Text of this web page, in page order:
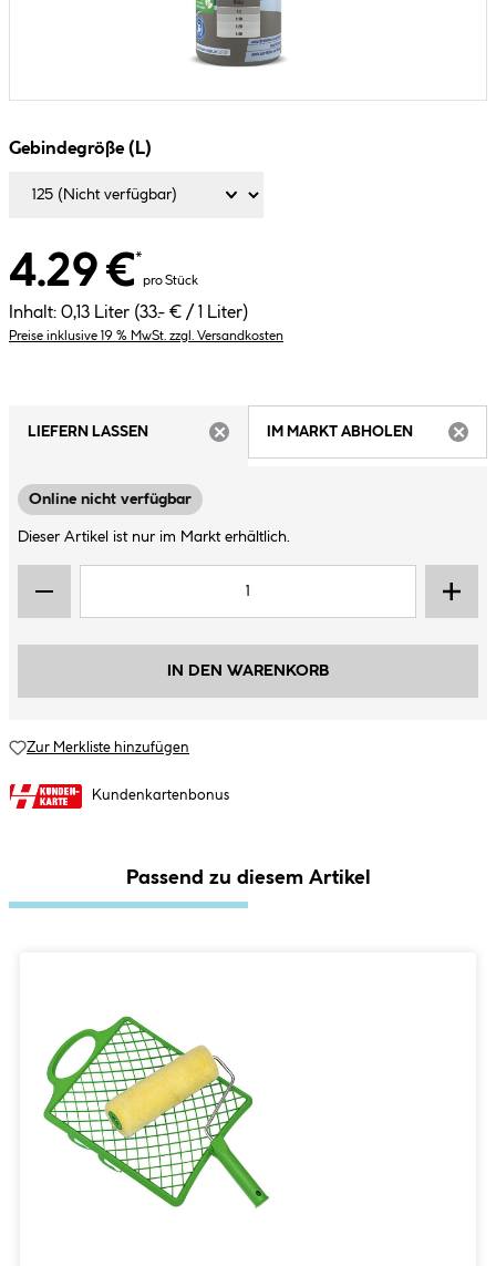
Gebindegröße (L)
4.29 €*
pro Stück
Inhalt: 0,13 Liter (33.- € / 1 Liter)
Preise inklusive 19 % MwSt. zzgl. Versandkosten
LIEFERN LASSEN
IM MARKT ABHOLEN
Online nicht verfügbar
Dieser Artikel ist nur im Markt erhältlich.
IN DEN WARENKORB
Zur Merkliste hinzufügen
Kundenkartenbonus
Passend zu diesem Artikel